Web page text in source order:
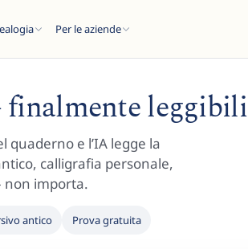
Per le aziende
finalmente leggibili
quaderno e l’IA legge la
calligrafia personale,
non importa.
antico Prova gratuita